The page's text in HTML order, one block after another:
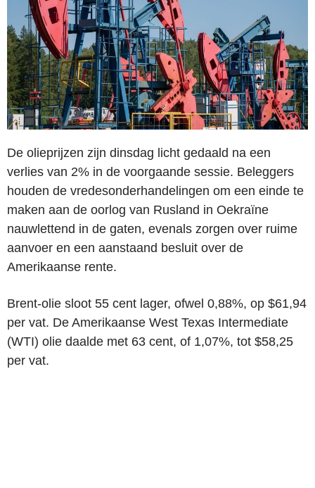
De olieprijzen zijn dinsdag licht gedaald na een
verlies van 2% in de voorgaande sessie. Beleggers
houden de vredesonderhandelingen om een einde te
maken aan de oorlog van Rusland in Oekraïne
nauwlettend in de gaten, evenals zorgen over ruime
aanvoer en een aanstaand besluit over de
Amerikaanse rente.
Brent-olie sloot 55 cent lager, ofwel 0,88%, op $61,94
per vat. De Amerikaanse West Texas Intermediate
(WTI) olie daalde met 63 cent, of 1,07%, tot $58,25
per vat.